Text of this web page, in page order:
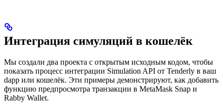
Интеграция симуляций в кошелёк
Мы создали два проекта с открытым исходным кодом, чтобы
показать процесс интеграции Simulation API от Tenderly в ваш
dapp или кошелёк. Эти примеры демонстрируют, как добавить
функцию предпросмотра транзакции в MetaMask Snap и
Rabby Wallet.